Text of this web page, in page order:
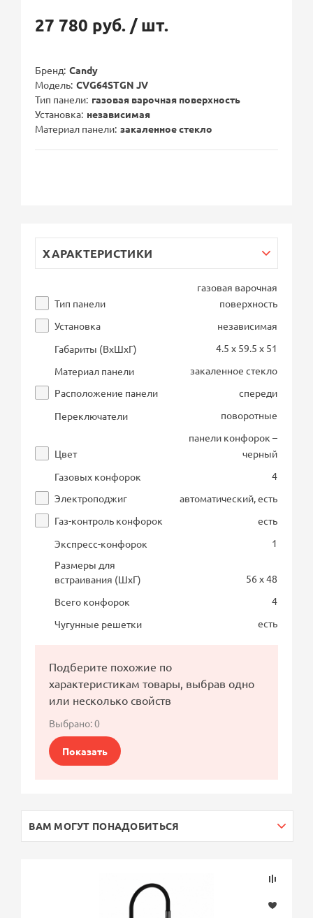
27 780 руб. / шт.
Бренд Candy
Модель CVG64STGN JV
Тип панели газовая варочная поверхность
Установка независимая
Материал панели закаленное стекло
ХАРАКТЕРИСТИКИ
Тип панели
газовая варочная
поверхность
Установка
независимая
Габариты (ВхШхГ)
4.5 x 59.5 x 51
Материал панели
закаленное стекло
Расположение панели
спереди
Переключатели
поворотные
Цвет
панели конфорок –
черный
Газовых конфорок
4
Электроподжиг
автоматический, есть
Газ-контроль конфорок
есть
Экспресс-конфорок
1
Размеры для
встраивания (ШхГ)
56 x 48
Всего конфорок
4
Чугунные решетки
есть
Подберите похожие по
характеристикам товары, выбрав одно
или несколько свойств
Выбрано:0
Показать
ВАМ МОГУТ ПОНАДОБИТЬСЯ